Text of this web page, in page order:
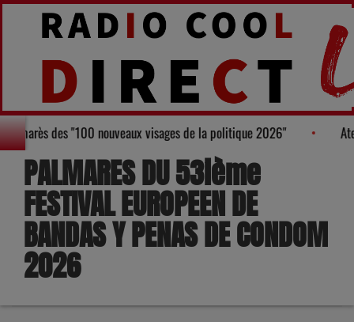
au Palmarès des "100 nouveaux visages de la politique 2026"
PALMARES DU 53ième
FESTIVAL EUROPEEN DE
BANDAS Y PENAS DE CONDOM
2026